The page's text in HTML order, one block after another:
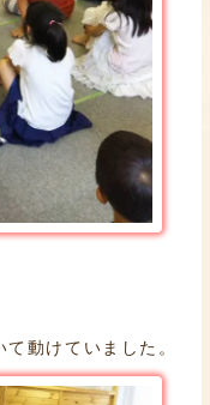
動けていました。